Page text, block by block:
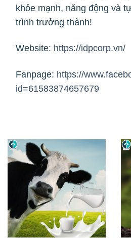
khỏe mạnh, năng động và
trình trưởng thành!
Website: https://idpcorp.vn/
Fanpage: https://
id=61583874657679